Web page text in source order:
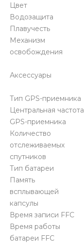
Цвет
Водозащита
Плавучесть
Механизм
освобождения
Аксессуары
Тип GPS-приемника
Центральная частота
GPS-приемника
Количество
отслеживаемых
спутников
Тип батареи
Память
всплывающей
капсулы
Время записи FFC
Время работы
батареи FFC